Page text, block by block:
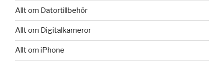
Allt om Datortillbehör
Allt om Digitalkameror
Allt om iPhone